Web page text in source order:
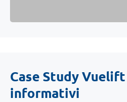
Case Study
informativi